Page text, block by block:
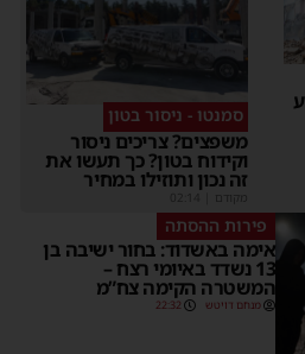
סמנטו - ניסור בטון
משפצים? צריכים ניסור
וקידוח בטון? כך תעשו את
זה נכון ותוזילו במחיר
פירות ההסתה
אימה באשדוד: בחור ישיבה בן
13 נשדד באיומי רצח –
המשטרה הקימה צח”מ
מנחם דויטש 22:32